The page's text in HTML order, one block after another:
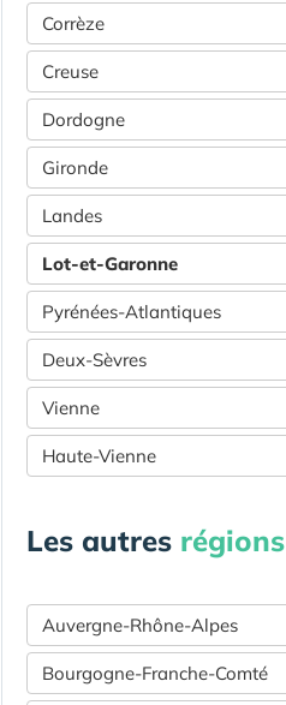
Corrèze
Creuse
Dordogne
Gironde
Landes
Lot-et-Garonne
Pyrénées-Atlantiques
Deux-Sèvres
Vienne
Haute-Vienne
Les autres régions
Auvergne-Rhône-Alpes
Bourgogne-Franche-Comté